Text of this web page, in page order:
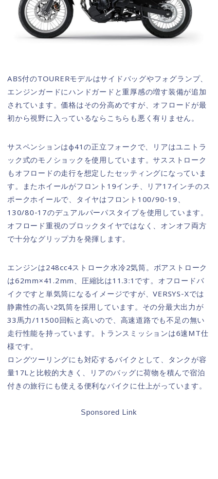
ABS付のTOURERモデルはサイドバッグやフォグランプ、
エンジンガードにハンドガードと重厚感の増す装備が追加
されています。価格はその分高めですが、オフロードが最
初から視野に入っているならこちらも悪く有りません。
サスペンションはφ41の正立フォークで、リアはユニトラ
ック式のモノショックを使用しています。サスストローク
もオフロードの走行を想定したセッティングになっていま
す。またホイールがフロント19インチ、リア17インチのス
ポークホイールで、タイヤはフロント100/90-19、
130/80-17のデュアルパーパスタイプを使用しています。
オフロード重視のブロックタイヤではなく、オンオフ両方
で十分なグリップ力を発揮します。
エンジンは248cc4ストローク水冷2気筒。ボアストローク
は62mm×41.2mm、圧縮比は11.3:1です。オフロードバ
イクですと単気筒になるイメージですが、VERSYS-Xでは
静粛性の高い2気筒を採用しています。その分最大出力が
33馬力/11500回転と高いので、高速道路でも不足の無い
走行性能を持っています。トランスミッションは6速MT仕
様です。
ロングツーリングにも対応するバイクとして、タンクが容
量17Lと比較的大きく、リアのバッグに荷物を積んで宿泊
付きの旅行にも使える便利なバイクに仕上がっています。
Sponsored Link